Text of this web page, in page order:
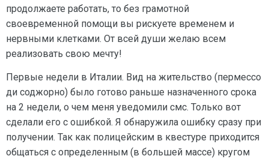
продолжаете работать, то без грамотной
своевременной помощи вы рискуете временем и
нервными клетками. От всей души желаю всем
реализовать свою мечту!
Первые недели в Италии. Вид на жительство (пермессо
ди соджорно) было готово раньше назначенного срока
на 2 недели, о чем меня уведомили смс. Только вот
сделали его с ошибкой. Я обнаружила ошибку сразу при
получении. Так как полицейским в квестуре приходится
общаться с определенным (в большей массе) кругом